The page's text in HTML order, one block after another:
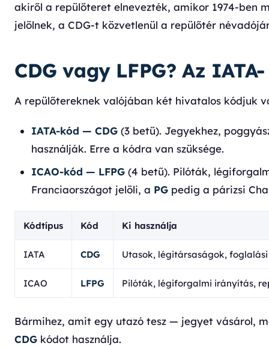
akiről a repülőteret elnevezték, amikor 1974-ben
jelölnek, a CDG-t közvetlenül a repülőtér
CDG vagy LFPG? Az
A repülőtereknek valójában két hivatalos kódjuk
IATA-kód — CDG (3 betű). Jegyekhez,
használják. Erre a kódra van szüksége.
ICAO-kód — LFPG (4 betű). Pilóták,
Franciaországot jelöli, a PG pedig a párizsi
Kódtípus Kód Ki használja
IATA CDG Utasok, légitársaságok,
ICAO LFPG Pilóták, légiforgalmi irányítás,
Bármihez, amit egy utazó tesz — jegyet vásárol,
CDG kódot használja.